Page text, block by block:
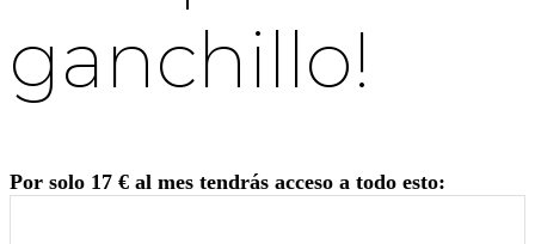
ganchillo!
Por solo 17 € al mes tendrás acceso a todo esto: